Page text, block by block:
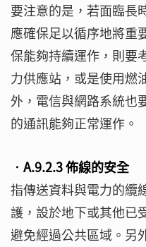
要注意的是，若面臨長
應確保足以循序地將重
保能夠持續運作，則要
力供應站，或是使用燃
外，電信與網路系統也
的通訊能夠正常運作。
‧A.9.2.3 佈線的安全
指傳送資料與電力的纜
護，設於地下或其他已
避免經過公共區域。另